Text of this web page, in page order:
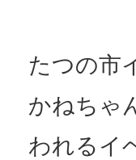
たつの市
かねちゃ
われるイ